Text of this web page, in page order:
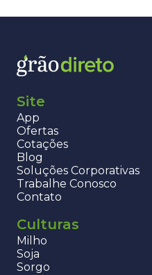
Site
App
Ofertas
Cotações
Blog
Soluções Corporativas
Trabalhe Conosco
Contato
Culturas
Milho
Soja
Sorgo